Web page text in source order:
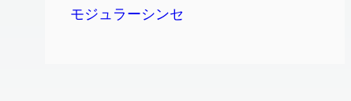
モジュラーシンセ